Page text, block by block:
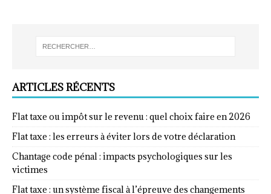
ARTICLES RÉCENTS
Flat taxe ou impôt sur le revenu : quel choix faire en 2026
Flat taxe : les erreurs à éviter lors de votre déclaration
Chantage code pénal : impacts psychologiques sur les
victimes
Flat taxe : un système fiscal à l’épreuve des changements